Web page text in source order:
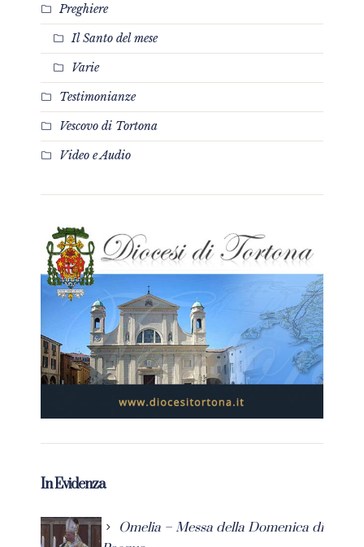
Preghiere
Il Santo del mese
Varie
Testimonianze
Vescovo di Tortona
Video e Audio
In Evidenza
Omelia – Messa della Domenica di